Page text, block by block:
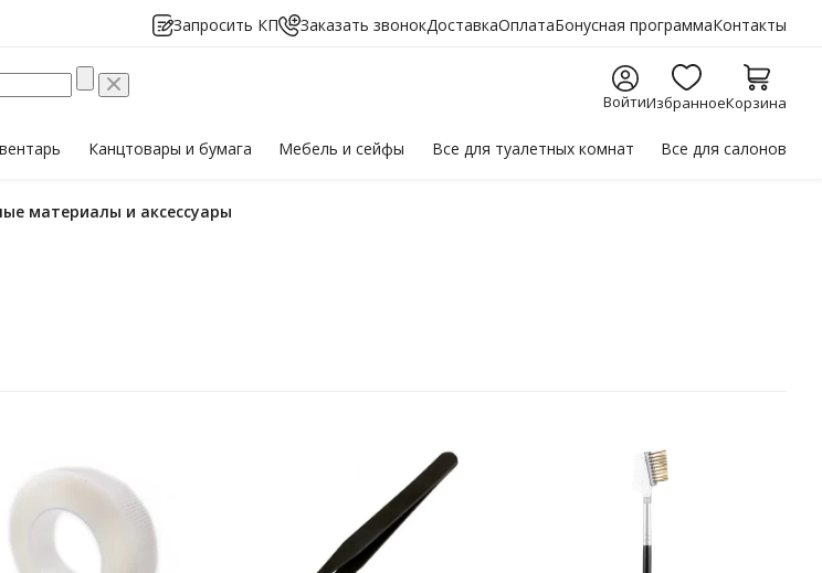
Запросить КП Заказать звонокДоставкаОплатаБонусная программаКонтакты
ВойтиИзбранноеКорзина
Канцтовары и бумага Мебельи сейфы Все для туалетных комнат Все для салонов
материалы и аксессуары